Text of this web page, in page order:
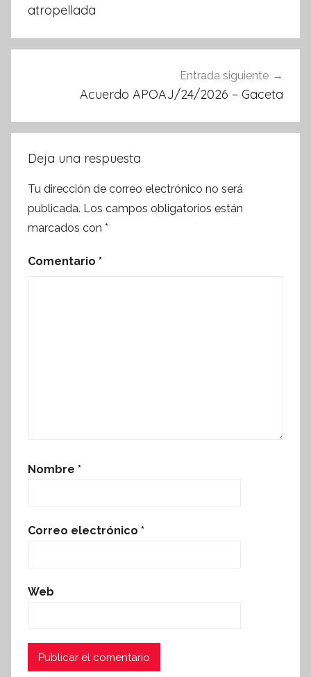
atropellada
Entrada siguiente
Acuerdo APOAJ/24/2026 – Gaceta
Deja una respuesta
Tu dirección de correo electrónico no será
publicada. Los campos obligatorios están
marcados con *
Comentario *
Nombre *
Correo electrónico *
Web